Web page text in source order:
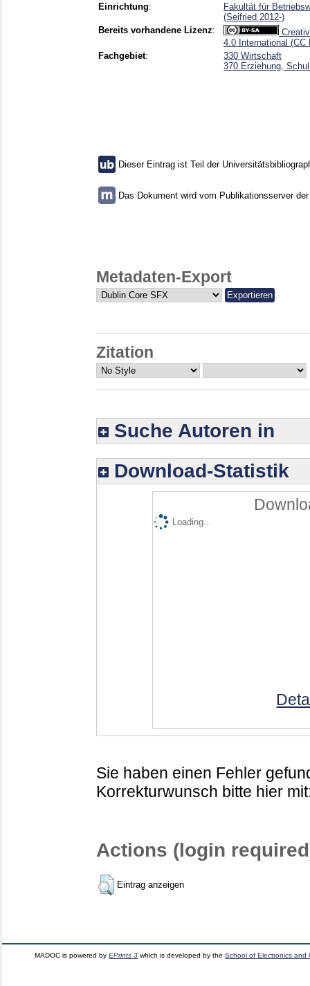
Einrichtung:
Fakultät für
(Seifried 2012-)
Bereits vorhandene Lizenz:
4.0 International (CC
Fachgebiet:
330 Wirtschaft
370 Erziehung,
Dieser Eintrag ist Teil der
Das Dokument wird vom Publikationsserver
Metadaten-Export
Zitation
Suche Autoren in
Download-Statistik
Loading...
Sie haben einen Fehler
Korrekturwunsch bitte hier
Actions (login
Eintrag anzeigen
MADOC is powered byEPrints 3 which is developed by theSchool of Electronics and